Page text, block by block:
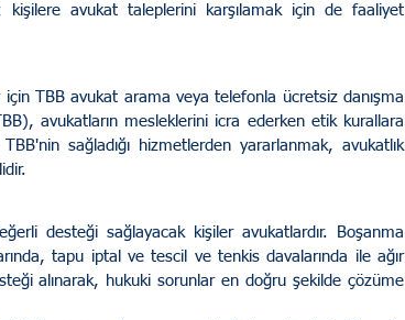
avukat taleplerini karşılamak için de faaliyet
avukatların mesleklerini icra ederken etik kurallara
sağladığı hizmetlerden yararlanmak, avukatlık
tapu iptal ve tescil ve tenkis davalarında ile ağır
alınarak, hukuki sorunlar en doğru şekilde çözüme